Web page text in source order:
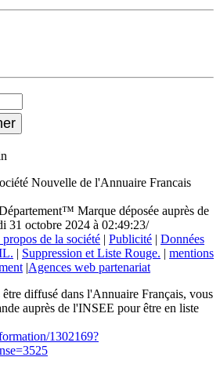
Nouvelle de l'Annuaire Francais
Marque déposée auprès de
31 octobre 2024 à 02:49:23/
de la société | Publicité | Données
| Suppression et Liste Rouge. | mentions
|Agences web partenariat
diffusé dans l'Annuaire Français, vous
auprès de l'INSEE pour être en liste
1302169?